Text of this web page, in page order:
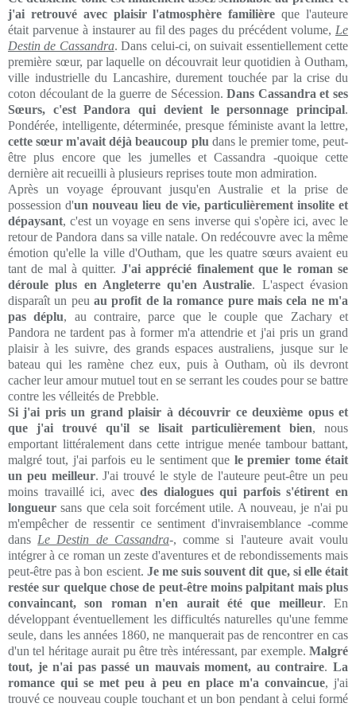
j'ai retrouvé avec plaisir l'atmosphère familière que l'auteure
était parvenue à instaurer au fil des pages du précédent volume, Le
Destin de Cassandra. Dans celui-ci, on suivait essentiellement cette
première sœur, par laquelle on découvrait leur quotidien à Outham,
ville industrielle du Lancashire, durement touchée par la crise du
coton découlant de la guerre de Sécession.Dans Cassandra et ses
Sœurs, c'est Pandora qui devient le personnage principal.
Pondérée, intelligente, déterminée, presque féministe avant la lettre,
cettesœur m'avait déjà beaucoup plu dans le premier tome, peut-
être plus encore que les jumelles et Cassandra -quoique cette
dernière ait recueilli à plusieurs reprises toute mon admiration.
Après un voyage éprouvant jusqu'en Australie et la prise de
possession d'un nouveau lieu de vie, particulièrement insolite et
dépaysant, c'est un voyage en sens inverse qui s'opère ici, avec le
retour de Pandora dans sa ville natale. On redécouvre avec la même
émotion qu'elle la ville d'Outham, que les quatre sœursavaient eu
tant de mal à quitter. J'ai apprécié finalement que le roman se
déroule plus en Angleterre qu'en Australie. L'aspect évasion
disparaît un peu au profit de la romance pure mais cela ne m'a
pas déplu, au contraire, parce que le couple que Zachary et
Pandora ne tardent pas à former m'a attendrie et j'ai pris un grand
plaisir à les suivre, des grands espaces australiens, jusque sur le
bateau qui les ramène chez eux, puis à Outham, où ils devront
cacher leur amour mutuel tout en se serrant les coudes pour se battre
contre les vélleités de Prebble.
Si j'ai pris un grand plaisir à découvrir ce deuxième opus et
que j'ai trouvé qu'il se lisait particulièrement bien, nous
emportant littéralement dans cette intrigue menée tambour battant,
malgré tout, j'ai parfois eu le sentiment que le premier tome était
un peu meilleur. J'ai trouvé le style de l'auteure peut-être un peu
moins travaillé ici, avecdes dialogues qui parfois s'étirent en
longueur sans que cela soit forcément utile. A nouveau, je n'ai pu
m'empêcher de ressentir ce sentiment d'invraisemblance -comme
dans Le Destin de Cassandra-, comme si l'auteure avait voulu
intégrer à ce roman un zeste d'aventures et de rebondissements mais
peut-être pas à bon escient. Je me suis souvent dit que, si elle était
restée sur quelque chose de peut-être moins palpitant mais plus
convaincant, son roman n'en aurait été que meilleur. En
développant éventuellement les difficultés naturelles qu'une femme
seule, dans les années 1860, ne manquerait pas de rencontrer en cas
d'un tel héritage aurait pu être très intéressant, par exemple. Malgré
tout, je n'ai pas passé un mauvais moment, au contraire.La
romance qui se met peu à peu en place m'a convaincue, j'ai
trouvé ce nouveau couple touchant et un bon pendant à celui formé